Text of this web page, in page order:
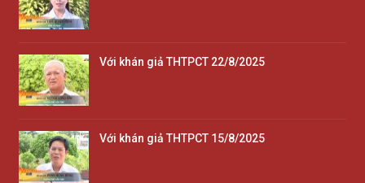
Với khán giả THTPCT 22/8/2025
Với khán giả THTPCT 15/8/2025